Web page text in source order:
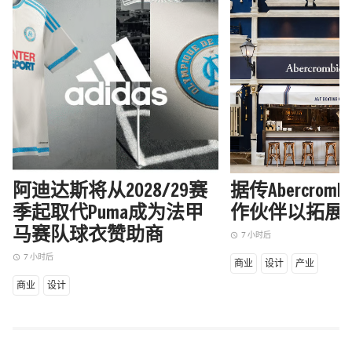
阿迪达斯将从2028/29赛
季起取代Puma成为法甲
马赛队球衣赞助商
access_time 7 小时后
商业 设计
据传
作伙伴以拓展
access_time 7 小时后
商业 设计 产业